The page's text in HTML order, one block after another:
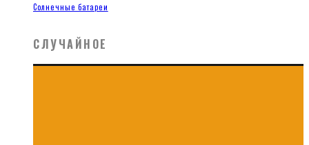
Солнечные батареи
СЛУЧАЙНОЕ